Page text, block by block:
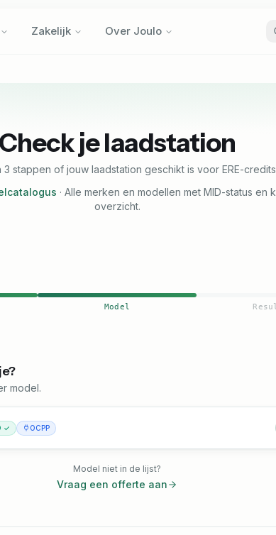
Zakelijk Over Joulo
Check je laadstation
3 stappen of jouw laadstation geschikt is voor ERE-
· Alle merken en modellen met MID-status en
overzicht.
Model
model.
✓ OCPP
Model niet in de lijst?
Vraag een offerte aan